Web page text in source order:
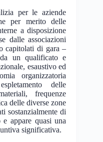
per le aziende
per merito delle
a disposizione
dalle associazioni
capitolati di gara –
un qualificato e
esaustivo ed
organizzatoria
delle
frequenze
delle diverse zone
sostanzialmente di
appare quasi una
significativa.